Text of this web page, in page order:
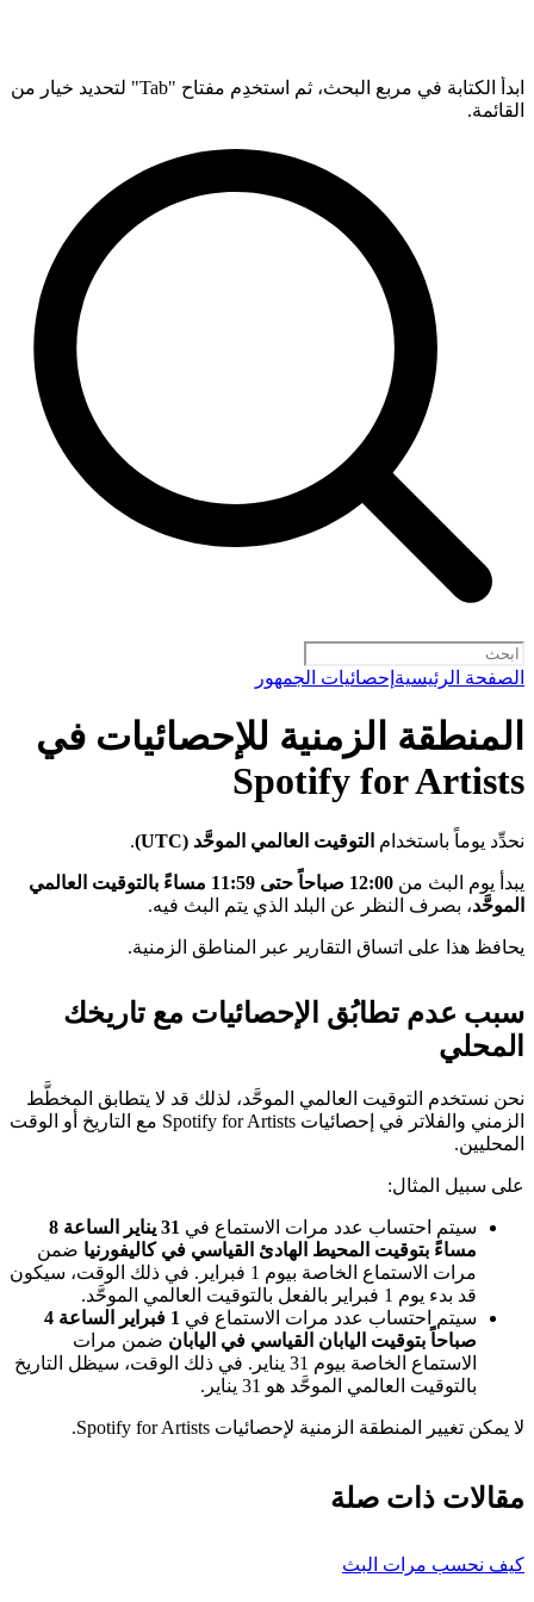
ابدأ الكتابة في مربع البحث، ثم استخدِم مفتاح "Tab" لتحديد خيار من
القائمة.
الصفحة الرئيسية إحصائيات الجمهور
المنطقة الزمنية للإحصائيات في
Spotify for Artists
نحدِّد يوماً باستخدام التوقيت العالمي الموحَّد (UTC) .
يبدأ يوم البث من
12:00 صباحاً حتى 11:59 مساءً بالتوقيت العالمي
الموحَّد، بصرف النظر عن البلد الذي يتم البث فيه.
يحافظ هذا على اتساق التقارير عبر المناطق الزمنية.
سبب عدم تطابُق الإحصائيات مع تاريخك
المحلي
نحن نستخدم التوقيت العالمي الموحَّد، لذلك قد لا يتطابق المخطَّط
الزمني والفلاتر في إحصائيات Spotify for Artists مع التاريخ أو الوقت
المحليين.
على سبيل المثال:
سيتم احتساب عدد مرات الاستماع في
31 يناير الساعة 8
مساءً بتوقيت المحيط الهادئ القياسي في كاليفورنيا ضمن
مرات الاستماع الخاصة بيوم 1 فبراير. في ذلك الوقت، سيكون
قد بدء يوم 1 فبراير بالفعل بالتوقيت العالمي الموحَّد.
سيتم احتساب عدد مرات الاستماع في
1 فبراير الساعة 4
صباحاً بتوقيت اليابان القياسي في اليابان ضمن مرات
الاستماع الخاصة بيوم 31 يناير. في ذلك الوقت، سيظل التاريخ
بالتوقيت العالمي الموحَّد هو 31 يناير.
لا يمكن تغيير المنطقة الزمنية لإحصائيات Spotify for Artists.
مقالات ذات صلة
كيف نحسب مرات البث